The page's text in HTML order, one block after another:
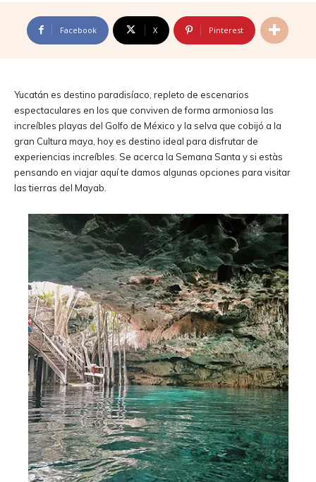
Facebook X Pinterest
Yucatán es destino paradisíaco, repleto de escenarios
espectaculares en los que conviven de forma armoniosa las
increíbles playas del Golfo de México y la selva que cobijó a la
gran Cultura maya, hoy es destino ideal para disfrutar de
experiencias increíbles. Se acerca la Semana Santa y si estàs
pensando en viajar aquí te damos algunas opciones para visitar
las tierras del Mayab.